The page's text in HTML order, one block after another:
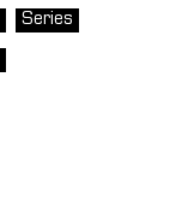
Series